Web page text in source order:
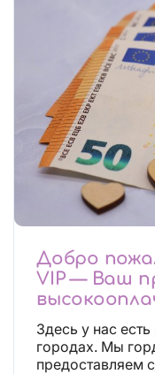
Добро
VIP — Ваш
Здесь у нас
городах. Мы
предоставляем